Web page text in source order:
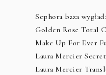
Sephora baza
Golden Rose Total
Make Up For Ever
Laura Mercier
Laura Mercier